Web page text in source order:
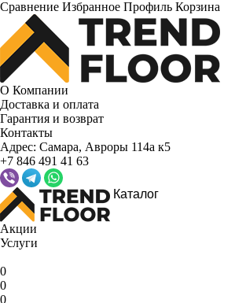
Сравнение Избранное Профиль Корзина
О Компании
Доставка и оплата
Гарантия и возврат
Контакты
Адрес: Самара, Авроры 114а к5
+7 846 491 41 63
Каталог
Акции
Услуги
0
0
0